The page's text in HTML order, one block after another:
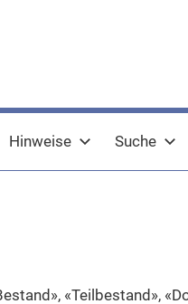
Hinweise Suche
«Teilbestand»,